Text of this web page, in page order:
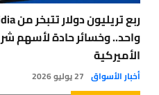
واحد.. وخسائر حادة لأسهم
الأميركية
أخبار الأسواق 27 يوليو 2026